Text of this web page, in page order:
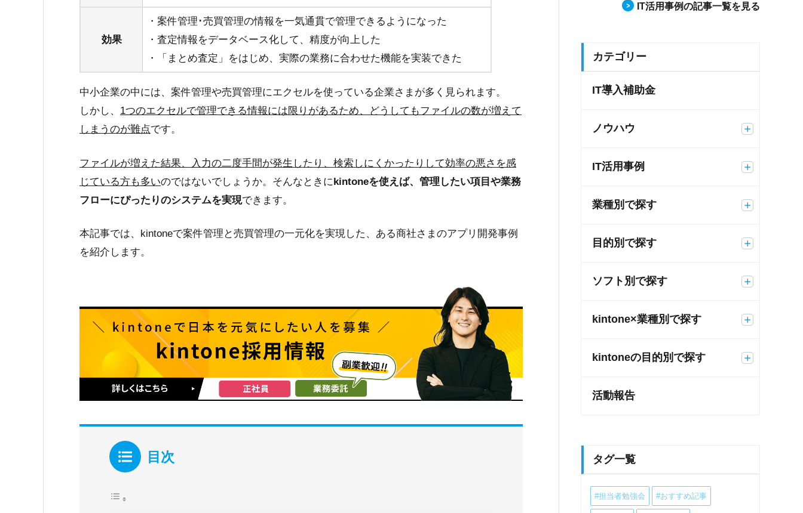
効果
・案件管理･売買管理の情報を一気通貫で管理できるようになった
・査定情報をデータベース化して、精度が向上した
・「まとめ査定」をはじめ、実際の業務に合わせた機能を実装できた
中小企業の中には、案件管理や売買管理にエクセルを使っている企業さまが多く見られます。
しかし、 1つのエクセルで管理できる情報には限りがあるため、どうしてもファイルの数が増えて
しまうのが難点です。
ファイルが増えた結果、入力の二度手間が発生したり、検索しにくかったりして効率の悪さを感
じている方も多いのではないでしょうか。そんなときにkintoneを使えば、管理したい項目や業務
フローにぴったりのシステムを実現できます。
本記事では、kintoneで案件管理と売買管理の一元化を実現した、ある商社さまのアプリ開発事例
を紹介します。
目次
IT活用事例の記事一覧を見る
カテゴリー
IT導入補助金
ノウハウ
IT活用事例
業種別で探す
目的別で探す
ソフト別で探す
kintone×業種別で探す
kintoneの目的別で探す
活動報告
タグ一覧
#担当者勉強会 #おすすめ記事